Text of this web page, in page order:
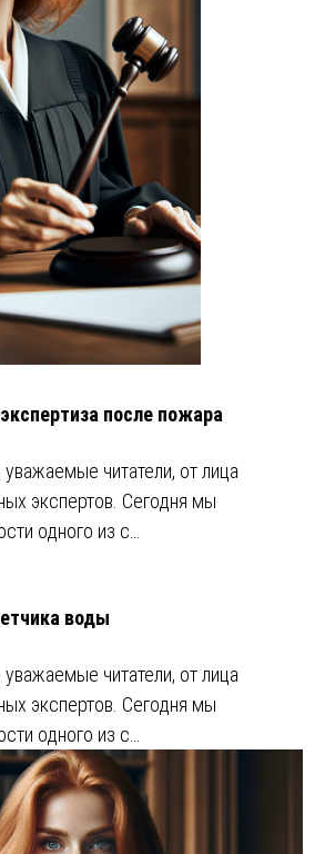
после пожара
читатели, от лица
экспертов. Сегодня мы
одного из с…
воды
читатели, от лица
экспертов. Сегодня мы
одного из с…